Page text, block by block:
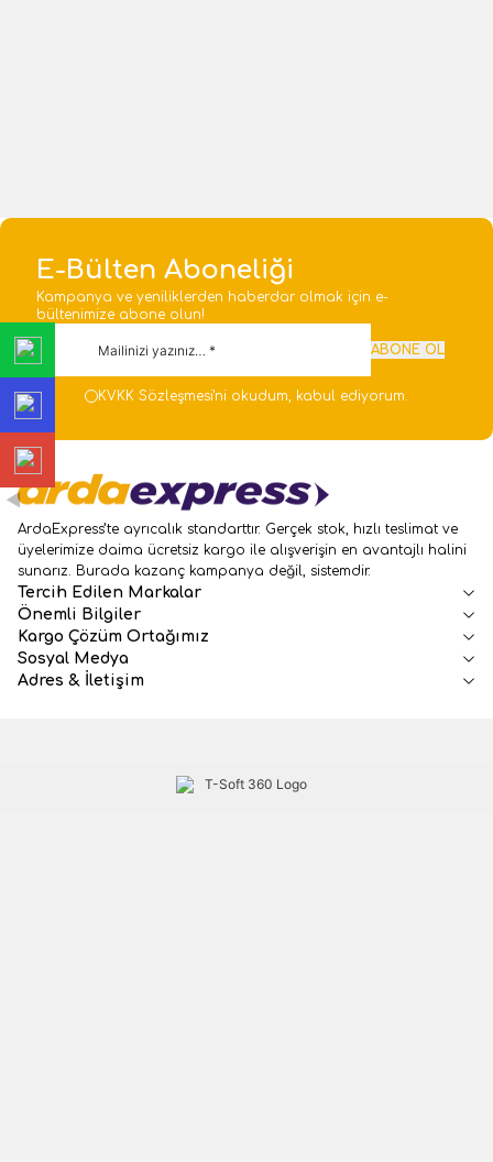
E-Bülten Aboneliği
Kampanya ve yeniliklerden haberdar olmak için e-
bültenimize abone olun!
ABONE OL
KVKK Sözleşmesi'ni okudum, kabul ediyorum.
ArdaExpress’te ayrıcalık standarttır. Gerçek stok, hızlı teslimat ve
üyelerimize daima ücretsiz kargo ile alışverişin en avantajlı halini
sunarız. Burada kazanç kampanya değil, sistemdir.
Tercih Edilen Markalar
Önemli Bilgiler
Kargo Çözüm Ortağımız
Sosyal Medya
Adres & İletişim